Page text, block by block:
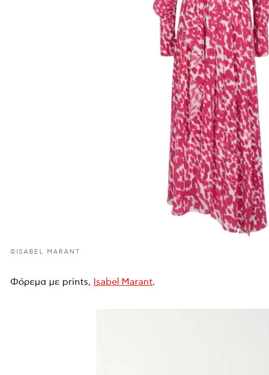
©ISABEL MARANT
Φόρεμα με prints, Isabel Marant.